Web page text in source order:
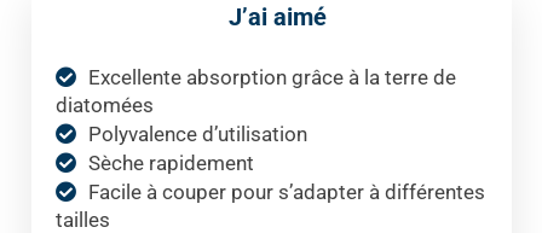
J’ai aimé
Excellente absorption grâce à la terre de
diatomées
Polyvalence d’utilisation
Sèche rapidement
Facile à couper pour s’adapter à différentes
tailles